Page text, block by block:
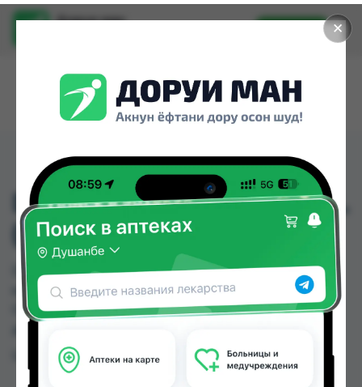
✕
Доруи ман
Установить
DIMETIN ADGC 1 MG GEL
(ДИМЕТИН)
DIMETIN ADGC 1 MG GEL (ДИМЕТИН) можно
купить или заказать в аптеках, Дорухона
Олмони №1 по цене от 62.66 TJS в Душанбе и
Цена: от62.66 TJS